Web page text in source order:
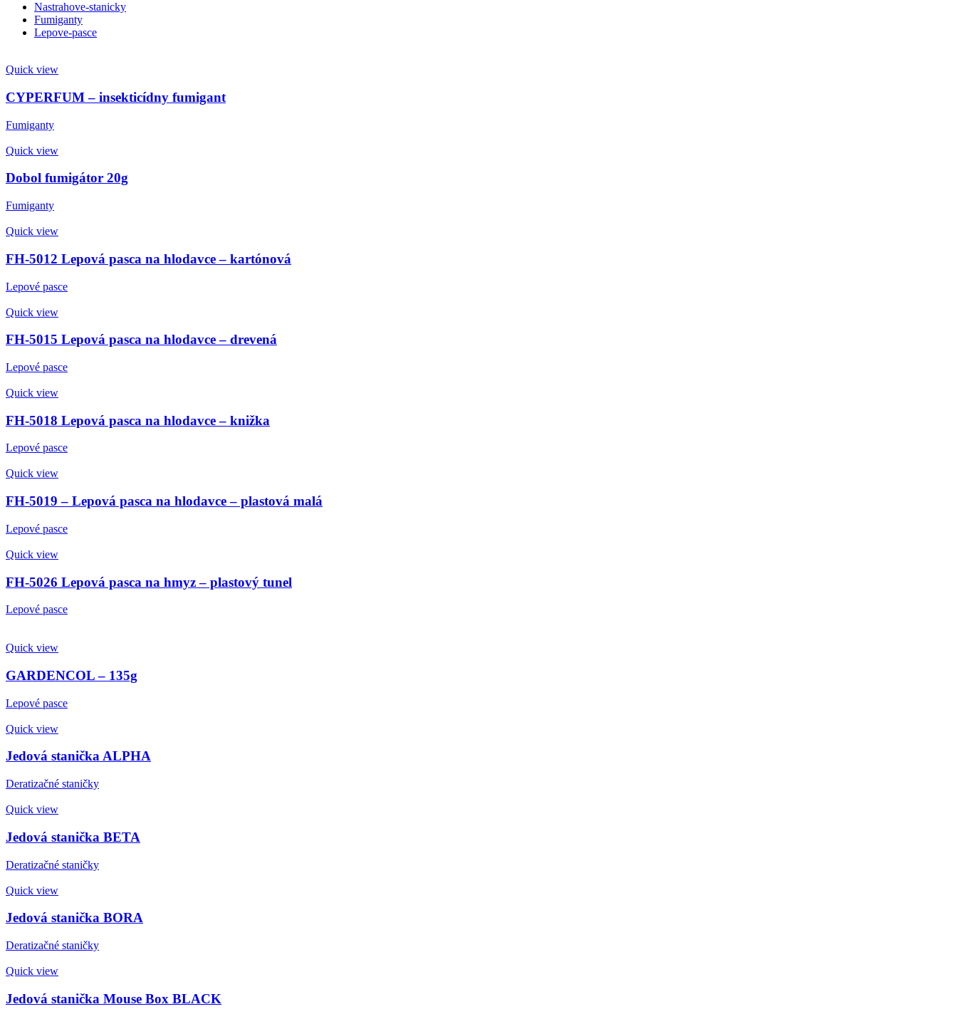
Nastrahove-stanicky
Fumiganty
Lepove-pasce
Quick view
CYPERFUM – insekticídny fumigant
Fumiganty
Quick view
Dobol fumigátor 20g
Fumiganty
Quick view
FH-5012 Lepová pasca na hlodavce – kartónová
Lepové pasce
Quick view
FH-5015 Lepová pasca na hlodavce – drevená
Lepové pasce
Quick view
FH-5018 Lepová pasca na hlodavce – knižka
Lepové pasce
Quick view
FH-5019 – Lepová pasca na hlodavce – plastová malá
Lepové pasce
Quick view
FH-5026 Lepová pasca na hmyz – plastový tunel
Lepové pasce
Quick view
GARDENCOL – 135g
Lepové pasce
Quick view
Jedová stanička ALPHA
Deratizačné staničky
Quick view
Jedová stanička BETA
Deratizačné staničky
Quick view
Jedová stanička BORA
Deratizačné staničky
Quick view
Jedová stanička Mouse Box BLACK